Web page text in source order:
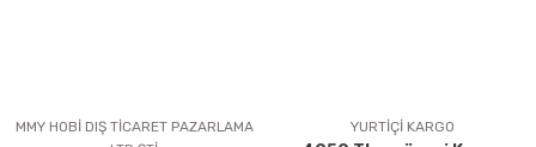
Ürün açıklamasında eksik bilgiler bulunuyor.
MMY HOBİ DIŞ TİCARET PAZARLAMA
YURTİÇİ KARGO